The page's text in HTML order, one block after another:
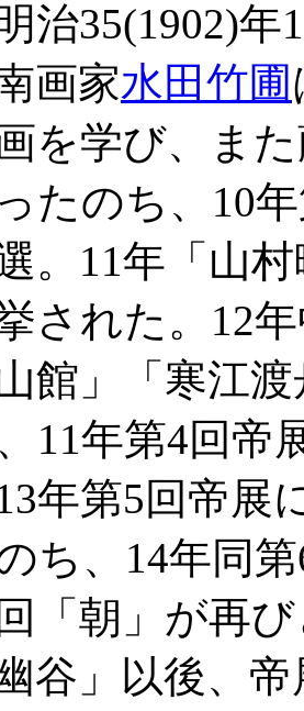
治35(1902)
画家水田竹圃
を学び、ま
たのち、10
。11年「山
された。12
館」「寒江
11年第4回帝
年第5回帝展
ち、14年同
「朝」が再
谷」以後、